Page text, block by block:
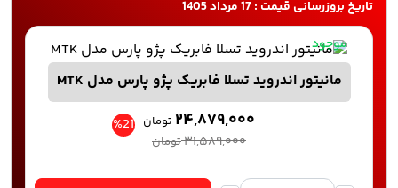
تاریخ بروزرسانی قیمت : 17 مرداد 1405
موجود
مانیتور اندروید تسلا فابریک پژو پارس مدل MTK
۲۴,۸۷۹,۰۰۰ تومان
۳۱,۵۸۹,۰۰۰تومان
%21